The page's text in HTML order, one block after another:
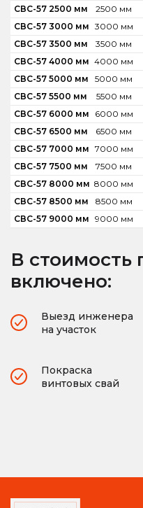
СВС-57 2500 мм
2500 мм
СВС-57 3000 мм 3000 мм
СВС-57 3500 мм
3500 мм
СВС-57 4000 мм 4000 мм
СВС-57 5000 мм
5000 мм
СВС-57 5500 мм
5500 мм
СВС-57 6000 мм
6000 мм
СВС-57 6500 мм
6500 мм
СВС-57 7000 мм 7000 мм
СВС-57 7500 мм
7500 мм
СВС-57 8000 мм 8000 мм
СВС-57 8500 мм
8500 мм
СВС-57 9000 мм 9000 мм
В стоимость
включено:
Выезд инженера
на участок
Покраска
винтовых свай